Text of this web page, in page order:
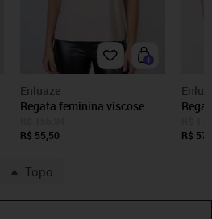
Enluaze
Regata feminina viscose
Bege
R$ 55,50
R$
Topo